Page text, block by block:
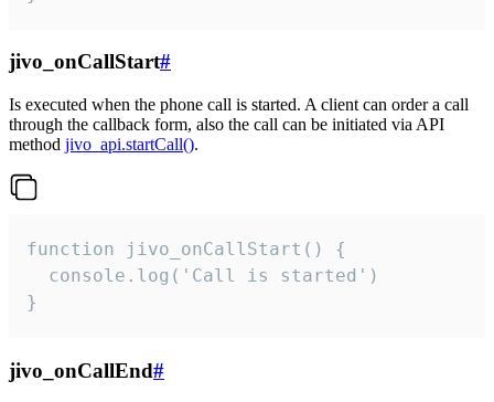
jivo_onCallStart#
Is executed when the phone call is started. A client can order a call
through the callback form, also the call can be initiated via API
method jivo_api.startCall().
function jivo_onCallStart() {
  console.log('Call is started')
}
jivo_onCallEnd#